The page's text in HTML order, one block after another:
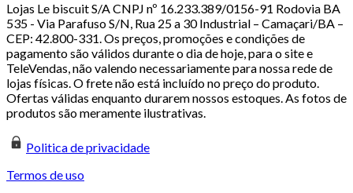
Lojas Le biscuit S/A CNPJ nº 16.233.389/0156-91 Rodovia BA
535 - Via Parafuso S/N, Rua 25 a 30 Industrial – Camaçari/BA –
CEP: 42.800-331. Os preços, promoções e condições de
pagamento são válidos durante o dia de hoje, para o site e
TeleVendas, não valendo necessariamente para nossa rede de
lojas físicas. O frete não está incluído no preço do produto.
Ofertas válidas enquanto durarem nossos estoques. As fotos de
produtos são meramente ilustrativas.
Politica de privacidade
Termos de uso